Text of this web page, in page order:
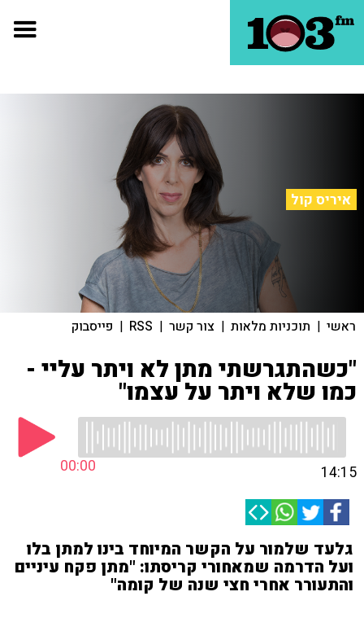
איריס קול
ראשי | תוכניות מלאות | צור קשר |
RSS
| פייסבוק
"כשהתגרשתי מתן לא ויתר עליי -
כמו שלא ויתר על עצמו"
00:00 14:15
גלעד שלמור על הקשר המיוחד בינו למתן בלו
ועל הדרמה שמאחורי קריסתו: "מתן פקח עיניים
והתעורר אחרי חצי שנה של קומה"